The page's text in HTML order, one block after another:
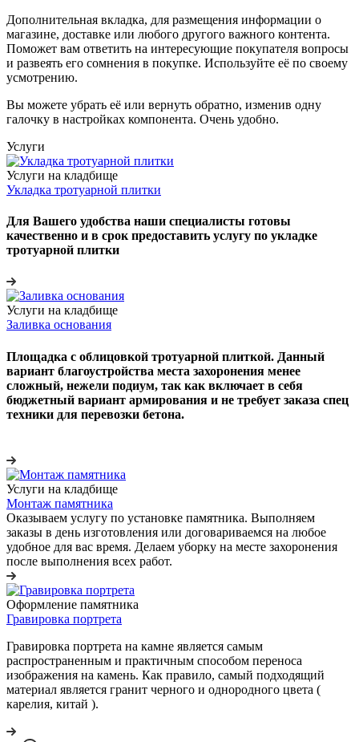
Дополнительная вкладка, для размещения информации о
магазине, доставке или любого другого важного контента.
Поможет вам ответить на интересующие покупателя вопросы
и развеять его сомнения в покупке. Используйте её по своему
усмотрению.
Вы можете убрать её или вернуть обратно, изменив одну
галочку в настройках компонента. Очень удобно.
Услуги
Услуги на кладбище
Укладка тротуарной плитки
Для Вашего удобства наши специалисты готовы
качественно и в срок предоставить услугу по укладке
тротуарной плитки
Услуги на кладбище
Заливка основания
Площадка с облицовкой тротуарной плиткой. Данный
вариант благоустройства места захоронения менее
сложный, нежели подиум, так как включает в себя
бюджетный вариант армирования и не требует заказа спец
техники для перевозки бетона.
Услуги на кладбище
Монтаж памятника
Оказываем услугу по установке памятника. Выполняем
заказы в день изготовления или договариваемся на любое
удобное для вас время. Делаем уборку на месте захоронения
после выполнения всех работ.
Оформление памятника
Гравировка портрета
Гравировка портрета на камне является самым
распространенным и практичным способом переноса
изображения на камень. Как правило, самый подходящий
материал является гранит черного и однородного цвета (
карелия, китай ).